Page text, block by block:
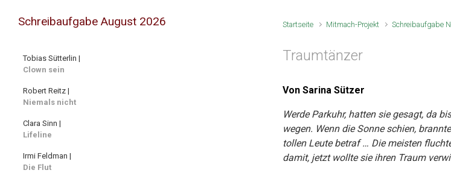
Startseite Mitmach-Projekt Schreibaufgabe
Traumtänzer
Von Sarina Sützer
Werde Parkuhr, hatten sie gesagt, da
wegen. Wenn die Sonne schien,
tollen Leute betraf … Die meisten
damit, jetzt wollte sie ihren Traum
Schreibaufgabe August 2026
Tobias Sütterlin |
Clown sein
Robert Reitz |
Niemals nicht
Clara Sinn |
Lifeline
Irmi Feldman |
Die Flut